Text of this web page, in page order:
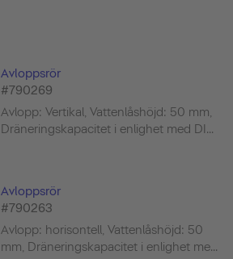
Avloppsrör
#790269
Avlopp: Vertikal, Vattenlåshöjd: 50 mm,
Dräneringskapacitet i enlighet med DI...
Avloppsrör
#790263
Avlopp: horisontell, Vattenlåshöjd: 50
mm, Dräneringskapacitet i enlighet me...